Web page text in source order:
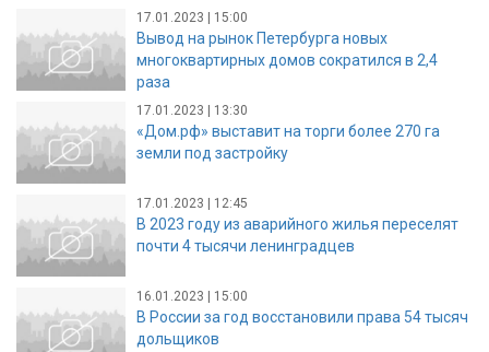
17.01.2023 | 15:00
Вывод на рынок Петербурга новых
многоквартирных домов сократился в 2,4
раза
17.01.2023 | 13:30
«Дом.рф» выставит на торги более 270 га
земли под застройку
17.01.2023 | 12:45
В 2023 году из аварийного жилья переселят
почти 4 тысячи ленинградцев
16.01.2023 | 15:00
В России за год восстановили права 54 тысяч
дольщиков